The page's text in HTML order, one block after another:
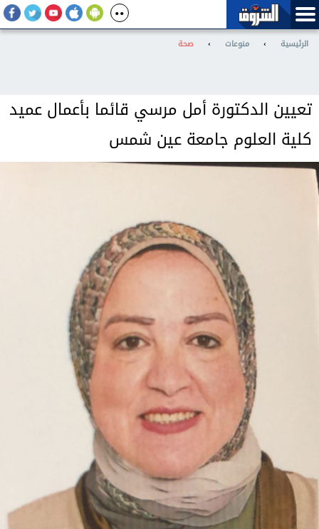
الرئيسية › منوعات › صحة
تعيين الدكتورة أمل مرسي قائما بأعمال عميد
كلية العلوم جامعة عين شمس